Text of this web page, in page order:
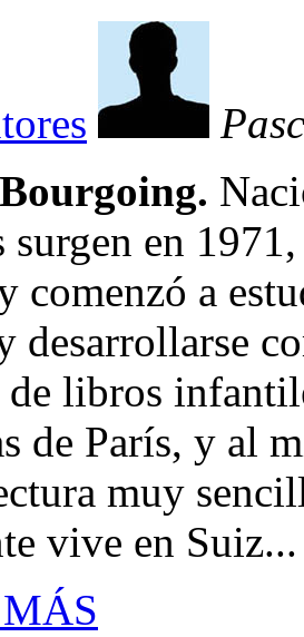
surgen en
comenzó a
desarrollarse
libros
de París, y al
muy
vive en Suiz...